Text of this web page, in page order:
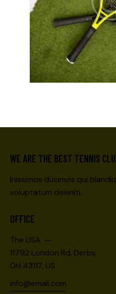
WE ARE THE BEST TENNIS
Inissimos ducimos qui
voluptatum deleniti.
OFFICE
The USA —
11792 London Rd, Derby,
OH 43117, US
info@email.com